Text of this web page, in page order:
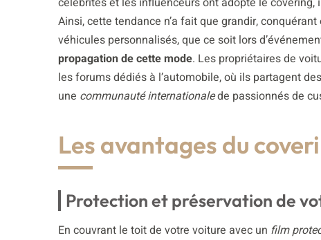
Ainsi, cette tendance n’a fait que grandir,
véhicules personnalisés, que ce soit lors
propagation de cette mode. Les propriétaires de
les forums dédiés à l’automobile, où ils partagent
une communauté internationalede passionnés de
Les avantages du
Protection et préservation de
En couvrant le toit de votre voiture avec un film